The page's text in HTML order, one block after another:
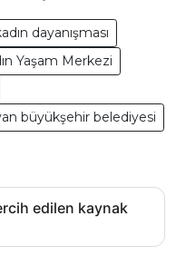
dayanışması
Yaşam Merkezi
büyükşehir belediyesi
edilen kaynak